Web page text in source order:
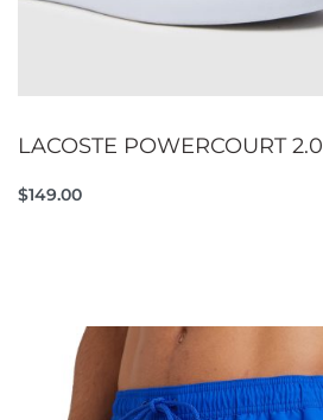
LACOSTE POWERCOURT 2.0
$149.00